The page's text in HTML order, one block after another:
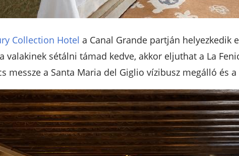
Collection Hotel a Canal Grande partján helyezkedik
valakinek sétálni támad kedve, akkor eljuthat a La
messze a Santa Maria del Giglio vízibusz megálló és